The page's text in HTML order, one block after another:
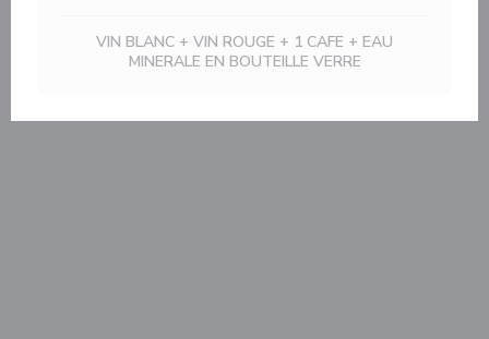
VIN BLANC + VIN ROUGE + 1 CAFE + EAU
MINERALE EN BOUTEILLE VERRE